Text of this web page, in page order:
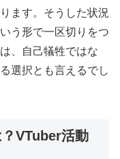
ます。そうした状況
う形で一区切りをつ
、自己犠牲ではな
選択とも言えるでし
VTuber活動